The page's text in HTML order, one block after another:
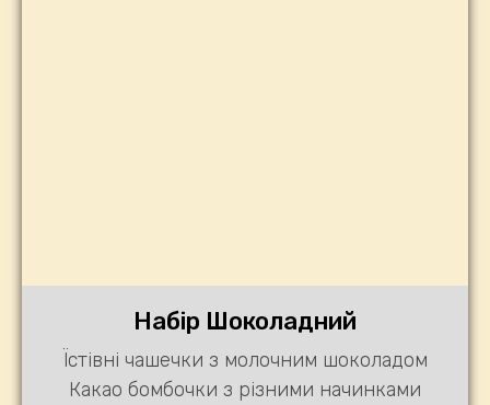
Набір Шоколадний
Їстівні чашечки з молочним шоколадом
Какао бомбочки з різними начинками